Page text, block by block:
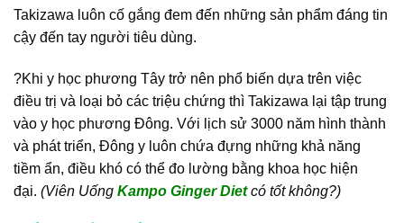
Takizawa luôn cố gắng đem đến những sản phẩm đáng tin
cậy đến tay người tiêu dùng.
?Khi y học phương Tây trở nên phổ biến dựa trên việc
điều trị và loại bỏ các triệu chứng thì Takizawa lại tập trung
vào y học phương Đông. Với lịch sử 3000 năm hình thành
và phát triển, Đông y luôn chứa đựng những khả năng
tiềm ẩn, điều khó có thể đo lường bằng khoa học hiện
đại. (Viên Uống Kampo Ginger Diet có tốt không?)